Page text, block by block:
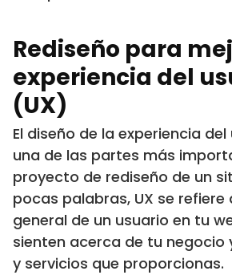
Rediseño para
experiencia del
(UX)
El diseño de la experiencia
una de las partes más
proyecto de rediseño de un
pocas palabras, UX se refiere
general de un usuario en tu
sienten acerca de tu negocio
y servicios que proporcionas.